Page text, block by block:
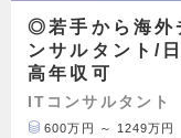
◎若手から海外
ンサルタント/
高年収可
ITコンサルタント
600万円 ～ 1249万円